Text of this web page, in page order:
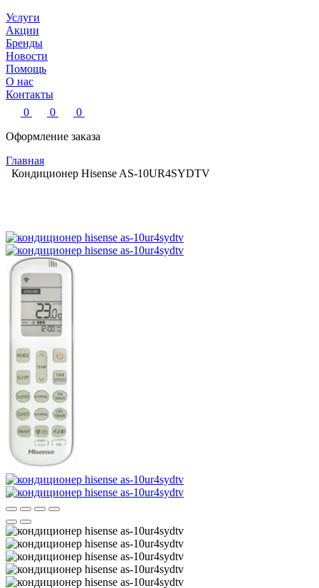
Услуги
Акции
Бренды
Новости
Помощь
О нас
Контакты
0
0
0
Оформление заказа
Главная
Кондиционер Hisense AS-10UR4SYDTV